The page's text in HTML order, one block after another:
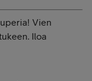
Vien
Iloa